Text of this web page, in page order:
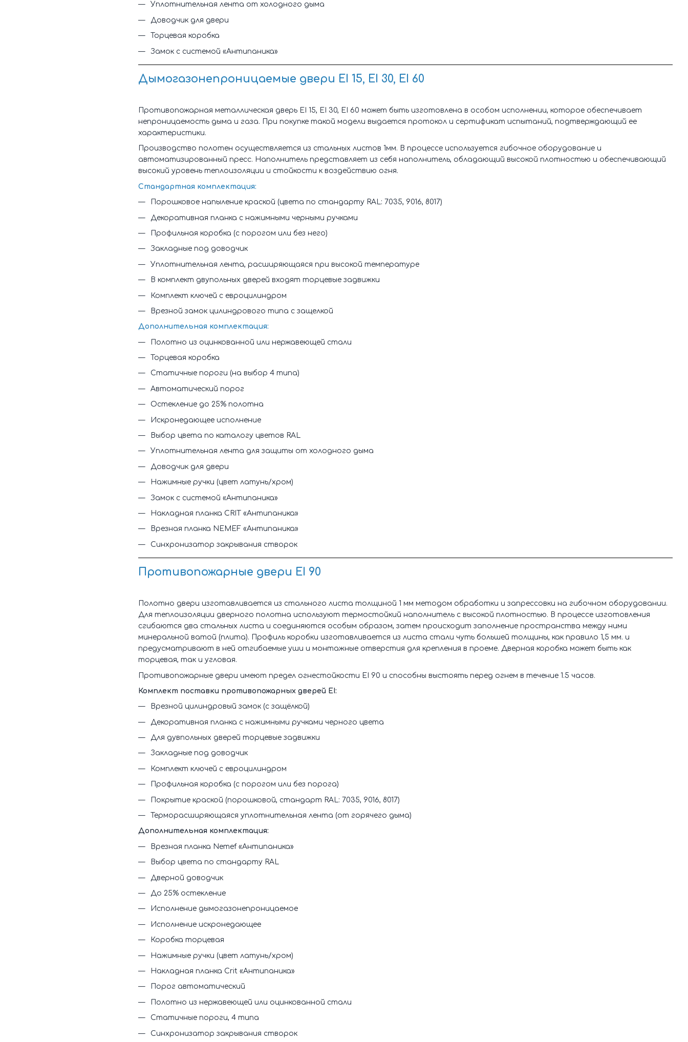
Уплотнительная лента от холодного дыма
Доводчик для двери
Торцевая коробка
Замок с системой «Антипаника»
Дымогазонепроницаемые двери ЕІ 15, ЕІ 30, ЕІ 60
Противопожарная металлическая дверь ЕІ 15, ЕІ 30, ЕІ 60 может быть изготовлена в особом исполнении, которое обеспечивает
непроницаемость дыма и газа. При покупке такой модели выдается протокол и сертификат испытаний, подтверждающий ее
характеристики.
Производство полотен осуществляется из стальных листов 1мм. В процессе используется гибочное оборудование и
автоматизированный пресс. Наполнитель представляет из себя наполнитель, обладающий высокой плотностью и обеспечивающий
высокий уровень теплоизоляции и стойкости к воздействию огня.
Стандартная комплектация:
Порошковое напыление краской (цвета по стандарту RAL: 7035, 9016, 8017)
Декоративная планка с нажимными черными ручками
Профильная коробка (с порогом или без него)
Закладные под доводчик
Уплотнительная лента, расширяющаяся при высокой температуре
В комплект двупольных дверей входят торцевые задвижки
Комплект ключей с евроцилиндром
Врезной замок цилиндрового типа с защелкой
Дополнительная комплектация:
Полотно из оцинкованной или нержавеющей стали
Торцевая коробка
Статичные пороги (на выбор 4 типа)
Автоматический порог
Остекление до 25% полотна
Искронедающее исполнение
Выбор цвета по каталогу цветов RAL
Уплотнительная лента для защиты от холодного дыма
Доводчик для двери
Нажимные ручки (цвет латунь/хром)
Замок с системой «Антипаника»
Накладная планка CRIT «Антипаника»
Врезная планка NEMEF «Антипаника»
Синхронизатор закрывания створок
Противопожарные двери EI 90
Полотно двери изготавливается из стального листа толщиной 1 мм методом обработки и запрессовки на гибочном оборудовании.
Для теплоизоляции дверного полотна используют термостойкий наполнитель с высокой плотностью. В процессе изготовления
сгибаются два стальных листа и соединяются особым образом, затем происходит заполнение пространства между ними
минеральной ватой (плита). Профиль коробки изготавливается из листа стали чуть большей толщины, как правило 1,5 мм. и
предусматривают в ней отгибаемые уши и монтажные отверстия для крепления в проеме. Дверная коробка может быть как
торцевая, так и угловая.
Противопожарные двери имеют предел огнестойкости EI 90 и способны выстоять перед огнем в течение 1.5 часов.
Комплект поставки противопожарных дверей EI:
Врезной цилиндровый замок (с защёлкой)
Декоративная планка с нажимными ручками черного цвета
Для дувпольных дверей торцевые задвижки
Закладные под доводчик
Комплект ключей с евроцилиндром
Профильная коробка (с порогом или без порога)
Покрытие краской (порошковой, стандарт RAL: 7035, 9016, 8017)
Терморасширяющаяся уплотнительная лента (от горячего дыма)
Дополнительная комплектация:
Врезная планка Nemef «Антипаника»
Выбор цвета по стандарту RAL
Дверной доводчик
До 25% остекление
Исполнение дымогазонепроницаемое
Исполнение искронедающее
Коробка торцевая
Нажимные ручки (цвет латунь/хром)
Накладная планка Crit «Антипаника»
Порог автоматический
Полотно из нержавеющей или оцинкованной стали
Статичные пороги, 4 типа
Синхронизатор закрывания створок